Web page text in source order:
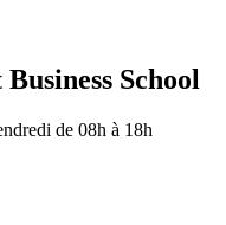
School
de 08h à 18h